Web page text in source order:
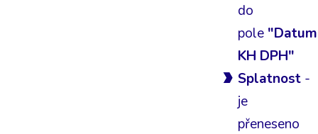
do
pole "Datum
KH DPH"
Splatnost -
je
přeneseno